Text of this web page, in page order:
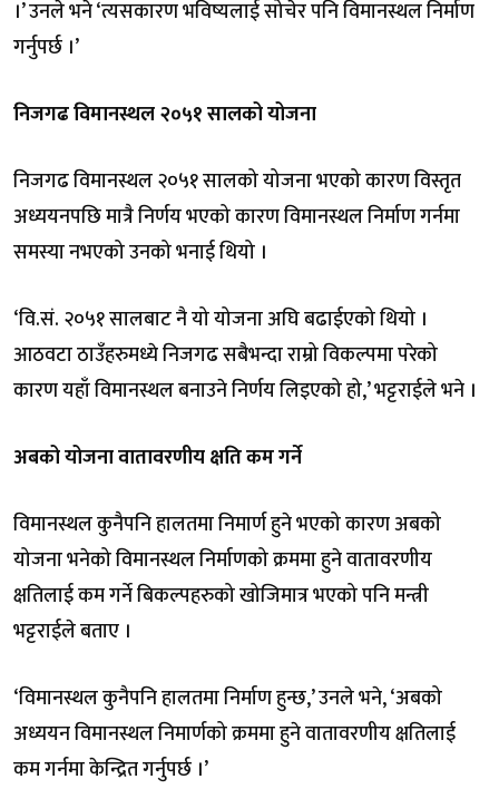
।’ उनले भने ‘त्यसकारण भविष्यलाई सोचेर पनि विमानस्थल निर्माण
गर्नुपर्छ ।’
निजगढ विमानस्थल २०५१ सालको योजना
निजगढ विमानस्थल २०५१ सालको योजना भएको कारण विस्तृत
अध्ययनपछि मात्रै निर्णय भएको कारण विमानस्थल निर्माण गर्नमा
समस्या नभएको उनको भनाई थियो ।
‘वि.सं. २०५१ सालबाट नै यो योजना अघि बढाईएको थियो ।
आठवटा ठाउँहरुमध्ये निजगढ सबैभन्दा राम्रो विकल्पमा परेको
कारण यहाँ विमानस्थल बनाउने निर्णय लिइएको हो,’ भट्टराईले भने ।
अबको योजना वातावरणीय क्षति कम गर्ने
विमानस्थल कुनैपनि हालतमा निमार्ण हुने भएको कारण अबको
योजना भनेको विमानस्थल निर्माणको क्रममा हुने वातावरणीय
क्षतिलाई कम गर्ने बिकल्पहरुको खोजिमात्र भएको पनि मन्त्री
भट्टराईले बताए ।
‘विमानस्थल कुनैपनि हालतमा निर्माण हुन्छ,’ उनले भने, ‘अबको
अध्ययन विमानस्थल निमार्णको क्रममा हुने वातावरणीय क्षतिलाई
कम गर्नमा केन्द्रित गर्नुपर्छ ।’